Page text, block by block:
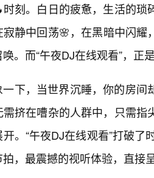
时刻。白日的疲惫，生活的
寂静中回荡🌸，在黑暗中闪
。而“午夜DJ在线观看”，正
一下，当世界沉睡，你的房间
需挤在嘈杂的人群中，只需
。“午夜DJ在线观看”打破
，最震撼的视听体验，直接